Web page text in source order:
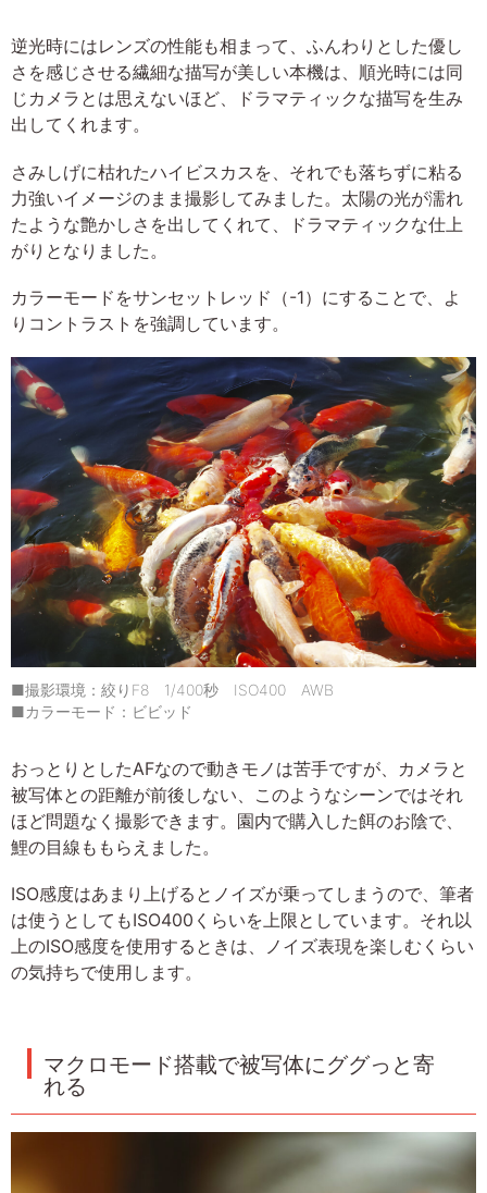
逆光時にはレンズの性能も相まって、ふんわりとした優し
さを感じさせる繊細な描写が美しい本機は、順光時には同
じカメラとは思えないほど、ドラマティックな描写を生み
出してくれます。
さみしげに枯れたハイビスカスを、それでも落ちずに粘る
力強いイメージのまま撮影してみました。太陽の光が濡れ
たような艶かしさを出してくれて、ドラマティックな仕上
がりとなりました。
カラーモードをサンセットレッド（-1）にすることで、よ
りコントラストを強調しています。
■撮影環境：絞りF8 1/400秒 ISO400 AWB
■カラーモード：ビビッド
おっとりとしたAFなので動きモノは苦手ですが、カメラと
被写体との距離が前後しない、このようなシーンではそれ
ほど問題なく撮影できます。園内で購入した餌のお陰で、
鯉の目線ももらえました。
ISO感度はあまり上げるとノイズが乗ってしまうので、筆者
は使うとしてもISO400くらいを上限としています。それ以
上のISO感度を使用するときは、ノイズ表現を楽しむくらい
の気持ちで使用します。
マクロモード搭載で被写体にググっと寄
れる